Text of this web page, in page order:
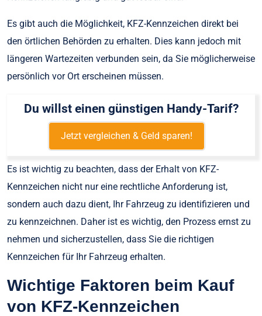
Es gibt auch die Möglichkeit, KFZ-Kennzeichen direkt bei
den örtlichen Behörden zu erhalten. Dies kann jedoch mit
längeren Wartezeiten verbunden sein, da Sie möglicherweise
persönlich vor Ort erscheinen müssen.
Du willst einen günstigen Handy-Tarif?
Jetzt vergleichen & Geld sparen!
Es ist wichtig zu beachten, dass der Erhalt von KFZ-
Kennzeichen nicht nur eine rechtliche Anforderung ist,
sondern auch dazu dient, Ihr Fahrzeug zu identifizieren und
zu kennzeichnen. Daher ist es wichtig, den Prozess ernst zu
nehmen und sicherzustellen, dass Sie die richtigen
Kennzeichen für Ihr Fahrzeug erhalten.
Wichtige Faktoren beim Kauf
von KFZ-Kennzeichen